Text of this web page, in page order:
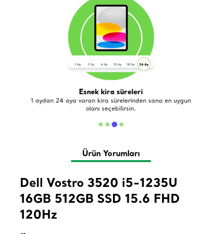
Esnek kira süreleri
1 aydan 24 aya varan kira sürelerinden sana en uygun
olanı seçebilirsin.
Ürün Yorumları
Dell Vostro 3520 i5-1235U
16GB 512GB SSD 15.6 FHD
120Hz